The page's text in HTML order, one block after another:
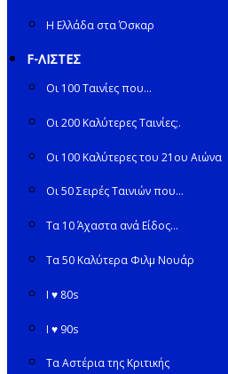
Η Ελλάδα στα Όσκαρ
F-ΛΙΣΤΕΣ
Οι 100 Ταινίες που…
Οι 200 Καλύτερες Ταινίες;.
Οι 100 Καλύτερες του 21ου Αιώνα
Οι 50 Σειρές Ταινιών που…
Τα 10 Άχαστα ανά Είδος…
Τα 50 Καλύτερα Φιλμ Νουάρ
I ♥ 80s
I ♥ 90s
Τα Αστέρια της Κριτικής